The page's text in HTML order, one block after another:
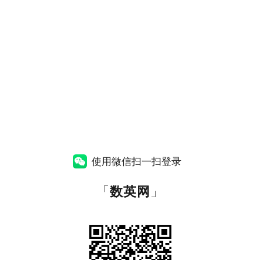
使用微信扫一扫登录
「数英网 」